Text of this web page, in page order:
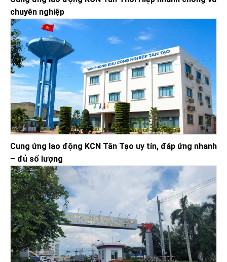
chuyên nghiệp
Cung ứng lao động KCN Tân Tạo uy tín, đáp ứng nhanh
– đủ số lượng